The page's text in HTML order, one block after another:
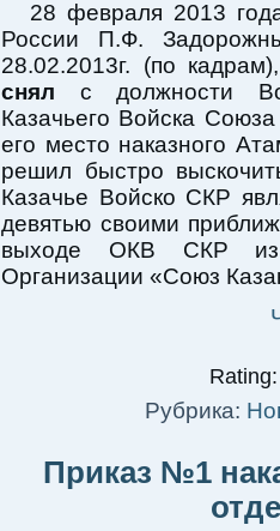
28 февраля 2013
России П.Ф.
28.02.2013г. (по
снял с должности
Казачьего Войска
его место наказного
решил быстро
Казачье Войско СКР
девятью своими
выходе ОКВ СКР из
Организации «Союз
Рубрика:
Приказ №1